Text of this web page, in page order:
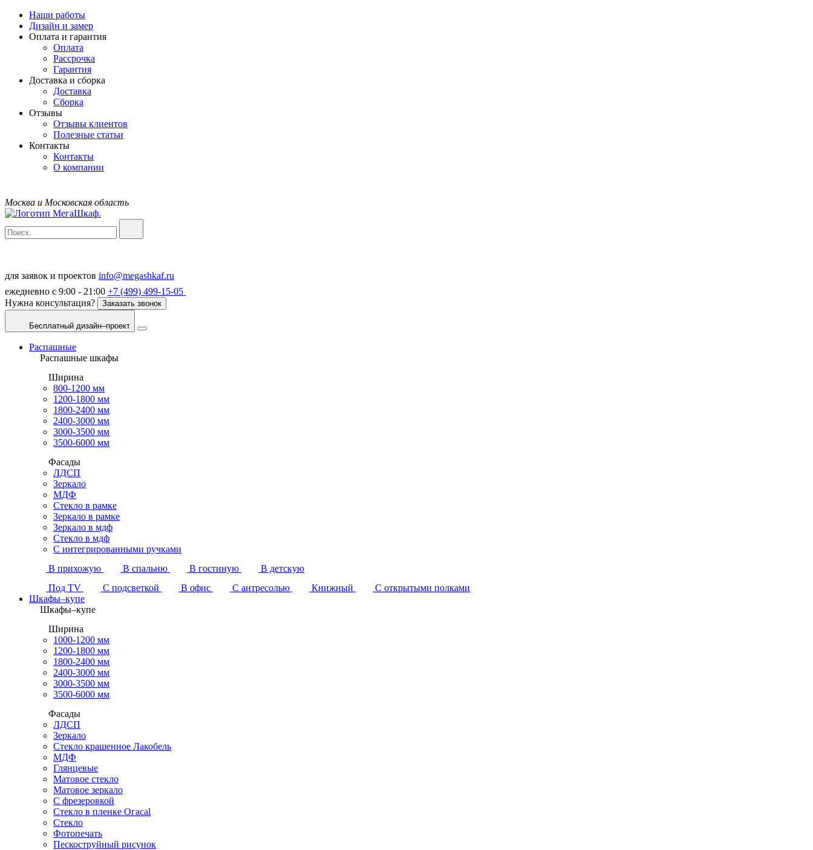
Наши работы
Дизайн и замер
Оплата и гарантия
Оплата
Рассрочка
Гарантия
Доставка и сборка
Доставка
Сборка
Отзывы
Отзывы клиентов
Полезные статьи
Контакты
Контакты
О компании
Москва и Московская область
для заявок и проектов info@megashkaf.ru
ежедневно с 9:00 - 21:00 +7 (499) 499-15-05
Нужна консультация?
Заказать звонок
Бесплатный дизайн–проект
Распашные
Распашные шкафы
Ширина
800-1200 мм
1200-1800 мм
1800-2400 мм
2400-3000 мм
3000-3500 мм
3500-6000 мм
Фасады
ЛДСП
Зеркало
МДФ
Стекло в рамке
Зеркало в рамке
Зеркало в мдф
Стекло в мдф
С интегрированными ручками
В прихожую
В спальню В гостиную
В детскую
Под TV
С подсветкой В офис С антресолью Книжный
С открытыми полками
Шкафы–купе
Шкафы–купе
Ширина
1000-1200 мм
1200-1800 мм
1800-2400 мм
2400-3000 мм
3000-3500 мм
3500-6000 мм
Фасады
ЛДСП
Зеркало
Стекло крашенное Лакобель
МДФ
Глянцевые
Матовое стекло
Матовое зеркало
С фрезеровкой
Стекло в пленке Огасаl
Стекло
Фотопечать
Пескоструйный рисунок